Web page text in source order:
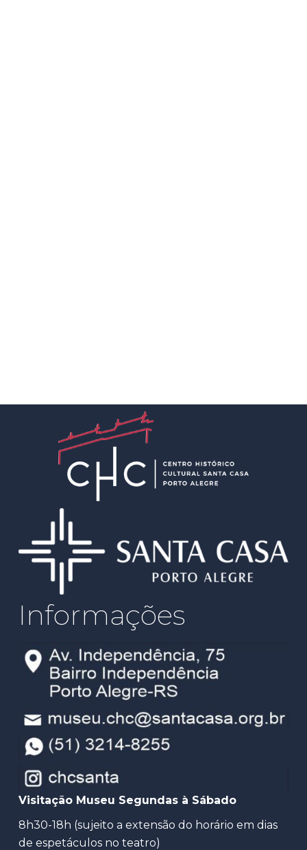
Informações
Visitação Museu Segundas à Sábado
8h30-18h (sujeito a extensão do horário em dias
de espetáculos no teatro)